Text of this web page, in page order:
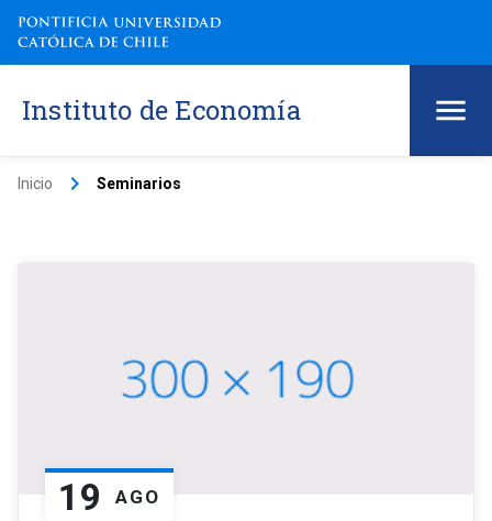
Instituto de Economía
Inicio keyboard_arrow_right Seminarios
19 AGO